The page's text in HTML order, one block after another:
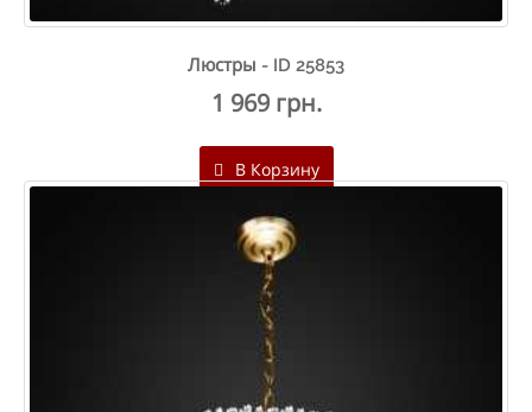
Люстры - ID 25853
1 969 грн.
В Корзину